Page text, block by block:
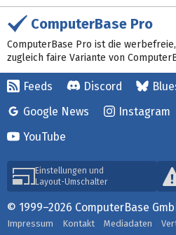
ComputerBase Pro
ComputerBase Pro ist die
zugleich faire Variante von
Feeds Discord
Google News
Instagram
YouTube
Einstellungen und
Layout-Umschalter
© 1999–2026 ComputerBase
Impressum Kontakt Mediadaten